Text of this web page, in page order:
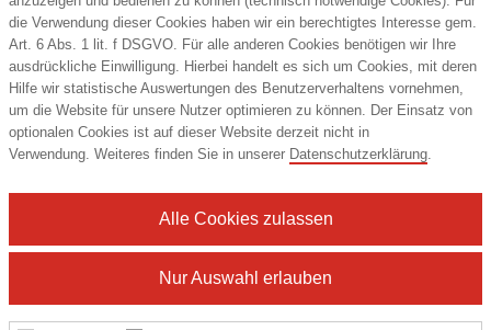
Kontakt
DIE6 Promotion Service GmbH
Bandstahlstraße 2
58093 Hagen
Deutschland
Tel.: +49 (2331) 359666
© 2026 DIE6 Promotion Service GmbH
die Verwendung dieser Cookies haben wir ein berechtigtes Interesse gem.
Art. 6 Abs. 1 lit. f DSGVO. Für alle anderen Cookies benötigen wir Ihre
ausdrückliche Einwilligung. Hierbei handelt es sich um Cookies, mit deren
Hilfe wir statistische Auswertungen des Benutzerverhaltens vornehmen,
um die Website für unsere Nutzer optimieren zu können. Der Einsatz von
optionalen Cookies ist auf dieser Website derzeit nicht in
Verwendung. Weiteres finden Sie in unserer Datenschutzerklärung.
Nur Auswahl erlauben
Alle Cookies zulassen